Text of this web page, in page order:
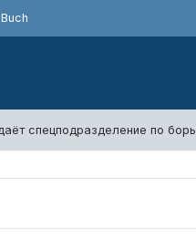
Buch
спецподразделение по